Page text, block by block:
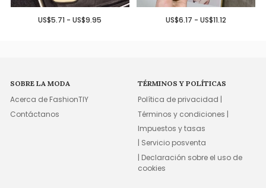
US$5.71 - US$9.95 US$6.17 - US$11.12
SOBRE LA MODA
Acerca de FashionTIY
Contáctanos
TÉRMINOS Y POLÍTICAS
Política de privacidad |
Términos y condiciones |
Impuestos y tasas
| Servicio posventa
| Declaración sobre el uso de
cookies